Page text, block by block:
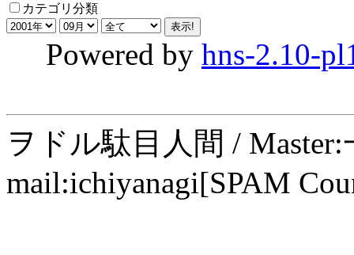
カテゴリ分類
Powered by hns-2.10-
ヲドル駄目人間 /
mail:ichiyanagi[SPAM